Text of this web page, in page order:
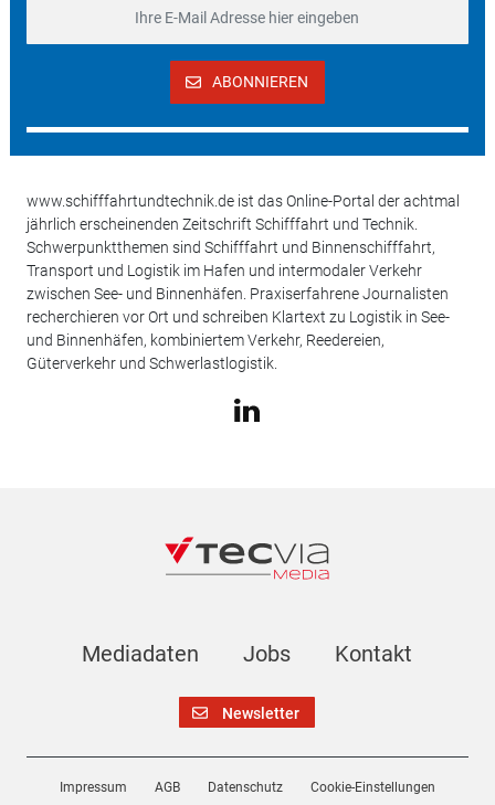
ABONNIEREN
www.schifffahrtundtechnik.de ist das Online-Portal der achtmal
jährlich erscheinenden Zeitschrift Schifffahrt und Technik.
Schwerpunktthemen sind Schifffahrt und Binnenschifffahrt,
Transport und Logistik im Hafen und intermodaler Verkehr
zwischen See- und Binnenhäfen. Praxiserfahrene Journalisten
recherchieren vor Ort und schreiben Klartext zu Logistik in See-
und Binnenhäfen, kombiniertem Verkehr, Reedereien,
Güterverkehr und Schwerlastlogistik.
Mediadaten Jobs Kontakt
Newsletter
Impressum AGB Datenschutz Cookie-Einstellungen